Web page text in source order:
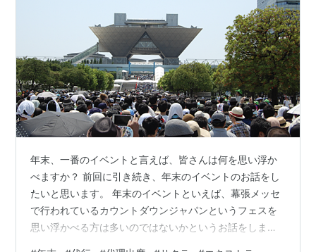
年末、一番のイベントと言えば、皆さんは何を思い浮か
べますか？ 前回に引き続き、年末のイベントのお話をし
たいと思います。 年末のイベントといえば、幕張メッセ
で行われているカウントダウンジャパンというフェスを
思い浮かべる方は多いのではないかというお話をしまし